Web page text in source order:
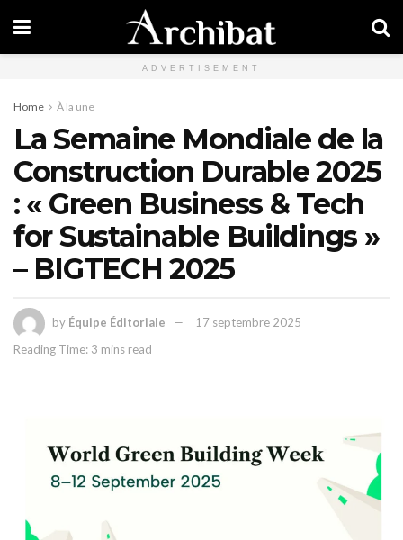
ADVERTISEMENT
Home À la une
La Semaine Mondiale de la
Construction Durable 2025
: « Green Business & Tech
for Sustainable Buildings »
– BIGTECH 2025
by Équipe Éditoriale
17 septembre 2025
Reading Time: 3 mins read